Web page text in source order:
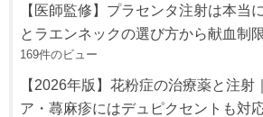
【医師監修】プラセンタ注射は本当
とラエンネックの選び方から献血制
169件のビュー
【2026年版】花粉症の治療薬と注射
ア・蕁麻疹にはデュピクセントも対